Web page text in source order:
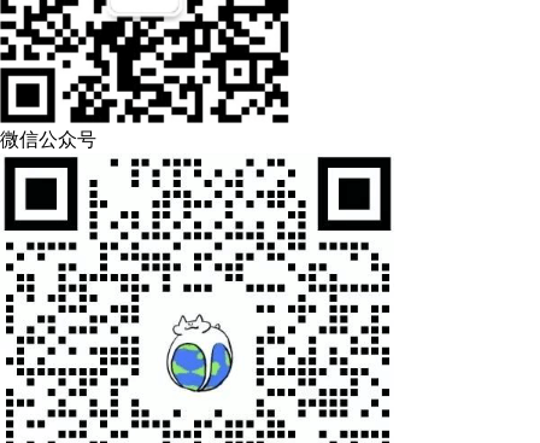
微信公众号